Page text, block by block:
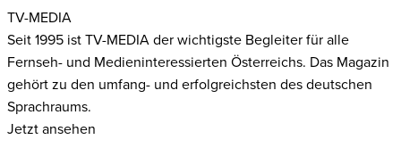
TV-MEDIA
Seit 1995 ist TV-MEDIA der wichtigste Begleiter für alle
Fernseh- und Medieninteressierten Österreichs. Das Magazin
gehört zu den umfang- und erfolgreichsten des deutschen
Sprachraums.
Jetzt ansehen